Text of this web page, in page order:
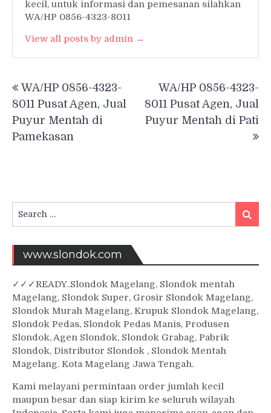
kecil, untuk informasi dan pemesanan silahkan
WA/HP 0856-4323-8011
View all posts by admin →
navigation
WA/HP 0856-4323-
8011 Pusat Agen, Jual
Puyur Mentah di
Pamekasan
WA/HP 0856-4323-
8011 Pusat Agen, Jual
Puyur Mentah di Pati
for:
Search
www.slondok.com
✓ ✓✓READY..Slondok Magelang, Slondok mentah
Magelang, Slondok Super, Grosir Slondok Magelang,
Slondok Murah Magelang, Krupuk Slondok Magelang,
Slondok Pedas, Slondok Pedas Manis, Produsen
Slondok, Agen Slondok, Slondok Grabag, Pabrik
Slondok, Distributor Slondok , Slondok Mentah
Magelang. Kota Magelang Jawa Tengah.
Kami melayani permintaan order jumlah kecil
maupun besar dan siap kirim ke seluruh wilayah